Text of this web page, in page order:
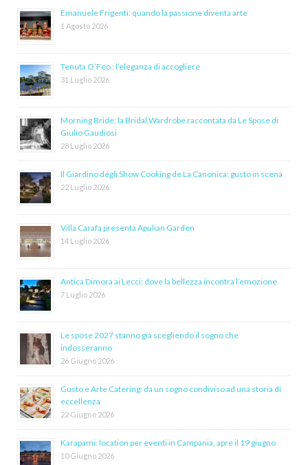
Emanuele Frigenti: quando la passione diventa arte
1 Agosto 2026
Tenuta O’Feo : l’eleganza di accogliere
31 Luglio 2026
Morning Bride: la Bridal Wardrobe raccontata da Le Spose di
Giulio Gaudiosi
28 Luglio 2026
Il Giardino degli Show Cooking de La Canonica: gusto in scena
22 Luglio 2026
Villa Carafa presenta Apulian Garden
14 Luglio 2026
Antica Dimora ai Lecci: dove la bellezza incontra l’emozione
7 Luglio 2026
Le spose 2027 stanno già scegliendo il sogno che
indosseranno
26 Giugno 2026
Gusto e Arte Catering: da un sogno condiviso ad una storia di
eccellenza
22 Giugno 2026
Karapami: location per eventi in Campania, apre il 19 giugno
10 Giugno 2026